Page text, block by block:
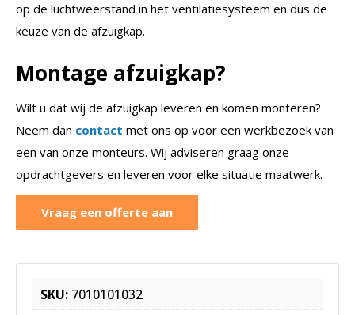
op de luchtweerstand in het ventilatiesysteem en dus de
keuze van de afzuigkap.
Montage afzuigkap?
Wilt u dat wij de afzuigkap leveren en komen monteren?
Neem dan contact met ons op voor een werkbezoek van
een van onze monteurs. Wij adviseren graag onze
opdrachtgevers en leveren voor elke situatie maatwerk.
Vraag een offerte aan
SKU: 7010101032